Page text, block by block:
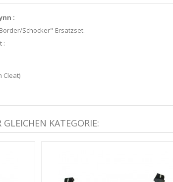
:
Schocker"-Ersatzset.
:
Cleat)
KATEGORIE: